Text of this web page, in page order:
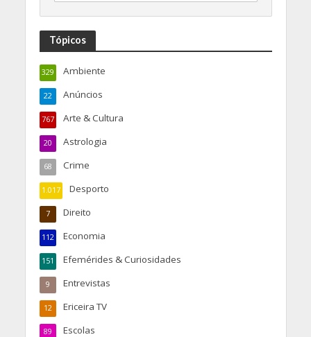
Tópicos
Ambiente
329
Anúncios
22
Arte & Cultura
767
Astrologia
20
Crime
68
Desporto
1.017
Direito
7
Economia
112
Efemérides & Curiosidades
151
Entrevistas
9
Ericeira TV
12
Escolas
89